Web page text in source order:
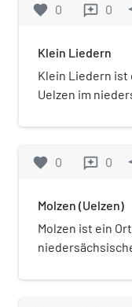
favorite 0 reviews 0
Klein Liedern
Klein Liedern ist
Uelzen im
favorite 0 reviews 0
Molzen (Uelzen)
Molzen ist ein